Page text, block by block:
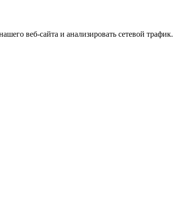
веб-сайта и анализировать сетевой трафик.